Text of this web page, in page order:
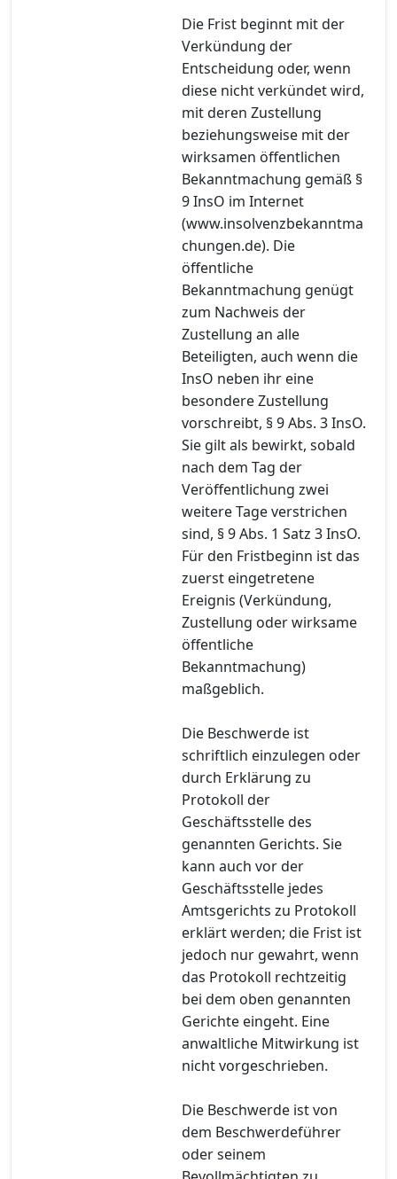
Die Frist beginnt mit der
Verkündung der
Entscheidung oder, wenn
diese nicht verkündet wird,
mit deren Zustellung
beziehungsweise mit der
wirksamen öffentlichen
Bekanntmachung gemäß §
9 InsO im Internet
(www.insolvenzbekanntma
chungen.de). Die
öffentliche
Bekanntmachung genügt
zum Nachweis der
Zustellung an alle
Beteiligten, auch wenn die
InsO neben ihr eine
besondere Zustellung
vorschreibt, § 9 Abs. 3 InsO.
Sie gilt als bewirkt, sobald
nach dem Tag der
Veröffentlichung zwei
weitere Tage verstrichen
sind, § 9 Abs. 1 Satz 3 InsO.
Für den Fristbeginn ist das
zuerst eingetretene
Ereignis (Verkündung,
Zustellung oder wirksame
öffentliche
Bekanntmachung)
maßgeblich.
Die Beschwerde ist
schriftlich einzulegen oder
durch Erklärung zu
Protokoll der
Geschäftsstelle des
genannten Gerichts. Sie
kann auch vor der
Geschäftsstelle jedes
Amtsgerichts zu Protokoll
erklärt werden; die Frist ist
jedoch nur gewahrt, wenn
das Protokoll rechtzeitig
bei dem oben genannten
Gerichte eingeht. Eine
anwaltliche Mitwirkung ist
nicht vorgeschrieben.
Die Beschwerde ist von
dem Beschwerdeführer
oder seinem